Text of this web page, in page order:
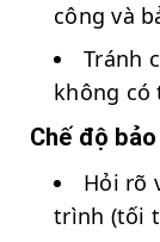
công và
Tránh
không có
Chế độ
Hỏi rõ
trình (tối